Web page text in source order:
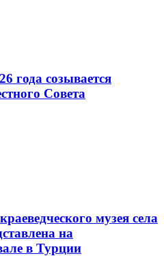
года созывается
Совета
музея села
на
в Турции